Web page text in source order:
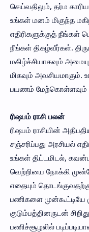
செய்வதிலும், தர்ம
உங்கள் மனம் மிகுந்த
எதிரிகளுக்குத் நீங்கள்
நீங்கள் திகழ்வீர்கள்.
மகிழ்ச்சியாகவும்
மிகவும்
பயணம் மேற்கொள்ளவும்
ரிஷபம் ராசி பலன்
ரிஷபம் ராசியின்
சஞ்சரிப்பது அரசியல்
உங்கள் திட்டமிடல்,
வெற்றியை நோக்கி
எதையும்
பணிகளை முன்கூட்டியே
குடும்பத்தினருடன்
பணிச்சூழலில்